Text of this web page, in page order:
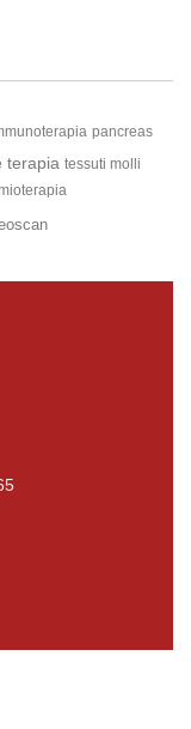
pancreas
terapia tessuti molli